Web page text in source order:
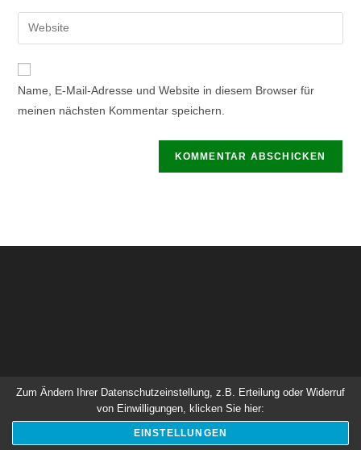
zum
Kommentieren
ein
E-
Mail-
zum
Kommentieren
ein
Gib
deine
Website-
Name, E-Mail-Adresse und Website in diesem Browser für
meinen nächsten Kommentar speichern.
Impressum Satzung Kontakt Datenschutz
Copyright 2026 - Harzklub - Zweigverein Ilsenburg
Zum Ändern Ihrer Datenschutzeinstellung, z.B. Erteilung oder Widerruf
von Einwilligungen, klicken Sie hier:
EINSTELLUNGEN